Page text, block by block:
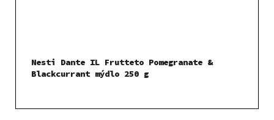
Nesti Dante IL Frutteto Pomegranate &
Blackcurrant mýdlo 250 g